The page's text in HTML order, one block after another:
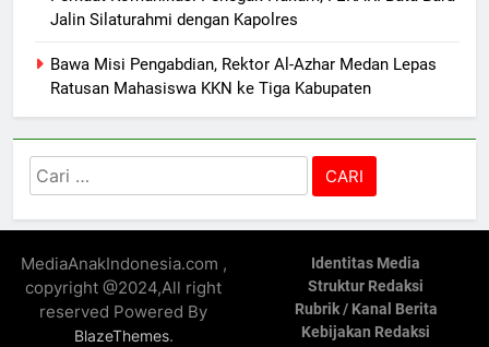
Jalin Silaturahmi dengan Kapolres
Bawa Misi Pengabdian, Rektor Al-Azhar Medan Lepas
Ratusan Mahasiswa KKN ke Tiga Kabupaten
Cari
untuk:
MediaAnakIndonesia.com ,
copyright @2024,All right
reserved Powered By
BlazeThemes.
Identitas Media
Struktur Redaksi
Rubrik / Kanal Berita
Kebijakan Redaksi